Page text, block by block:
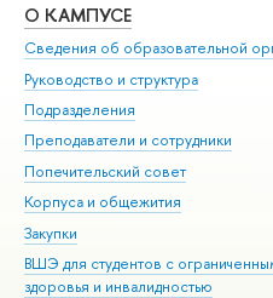
О КАМПУСЕ
Сведения об образовательной
Руководство и структура
Подразделения
Преподаватели и сотрудники
Попечительский совет
Корпуса и общежития
Закупки
ВШЭ для студентов с
здоровья и инвалидностью